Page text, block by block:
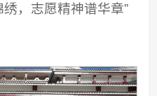
，志愿精神谱华章”